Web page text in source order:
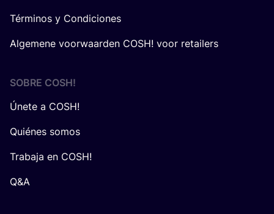
Términos y Condiciones
Algemene voorwaarden COSH! voor retailers
SOBRE COSH!
Únete a COSH!
Quiénes somos
Trabaja en COSH!
Q&A